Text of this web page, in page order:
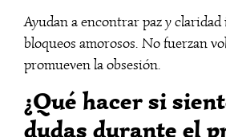
Ayudan a encontrar paz y
bloqueos amorosos. No fuerzan
promueven la obsesión.
¿Qué hacer si
dudas durante el